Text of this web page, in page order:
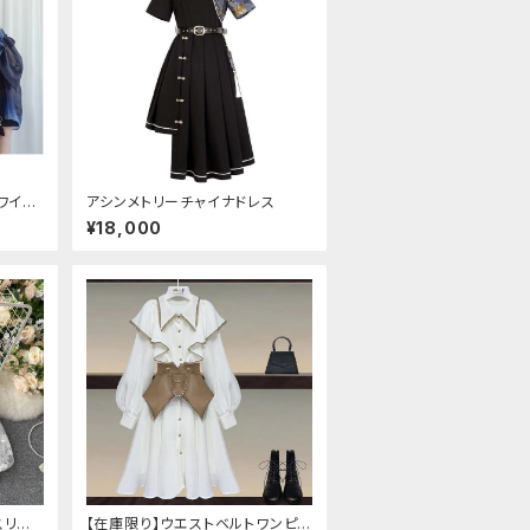
イト
アシンメトリーチャイナドレス
¥18,000
ー 【在庫限り】ウエストベルトワンピ